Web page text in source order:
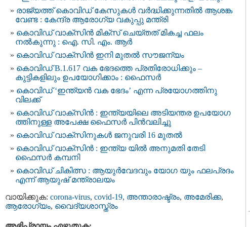
രാജ്യത്ത് കൊവിഡ് കേസുകള്‍ വർദ്ധിക്കുന്നതിൽ ആശങ്ക
വേണ്ട : കേന്ദ്ര ആരോഗ്യ വകുപ്പു മന്ത്രി
കൊവിഡ് വാക്സിൻ മിക്സ് ചെയ്തത് മികച്ച ഫലം
നൽകുന്നു : ഐ. സി. എം. ആര്‍
കൊവിഡ് വാക്സിന്‍ ഇനി മുതല്‍ സൗജന്യം
കൊവിഡ് B.1.617 വക ഭേദത്തെ പ്രതിരോധിക്കും –
കുട്ടികളിലും ഉപയോഗിക്കാം : ഫൈസർ
കൊവിഡ് ‘ഇന്ത്യൻ വക ഭേദം’ എന്ന പ്രയോഗത്തിനു
വിലക്ക്
കൊവിഡ് വാക്‌സിൻ : ഇന്ത്യയിലെ അടിയന്തര ഉപയോഗ
ത്തിനുള്ള അപേക്ഷ ഫൈസര്‍ പിന്‍വലിച്ചു
കൊവിഡ് വാക്സിനുകള്‍ ജനുവരി 16 മുതല്‍
കൊവിഡ് വാക്സിന്‍ : ഇന്ത്യ യില്‍ അനുമതി തേടി
ഫൈസര്‍ കമ്പനി
കൊവിഡ് ചികിത്സ : ആയുര്‍വേദവും യോഗ യും ഫലപ്രദം
എന്ന് ആയുഷ് മന്ത്രാലയം
വായിക്കുക: corona-virus, covid-19, അന്താരാഷ്ട്രം, അമേരിക്ക,
ആരോഗ്യം, വൈദ്യശാസ്ത്രം